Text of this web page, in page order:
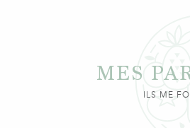
MES
ILS ME